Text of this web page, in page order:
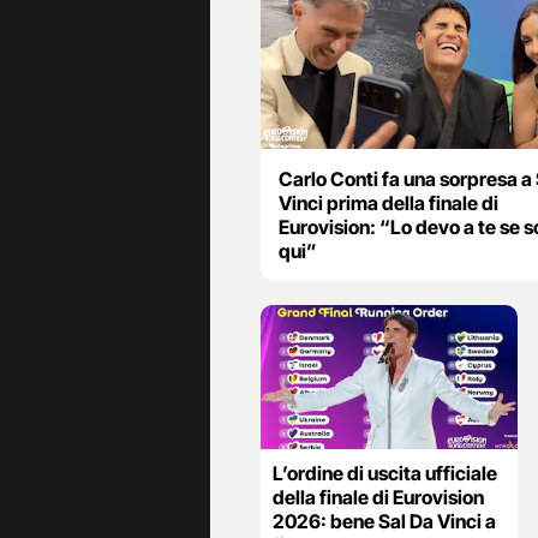
Carlo Conti fa una sorpresa a
Vinci prima della finale di
Eurovision: “Lo devo a te se
qui”
L’ordine di uscita ufficiale
della finale di Eurovision
2026: bene Sal Da Vinci a